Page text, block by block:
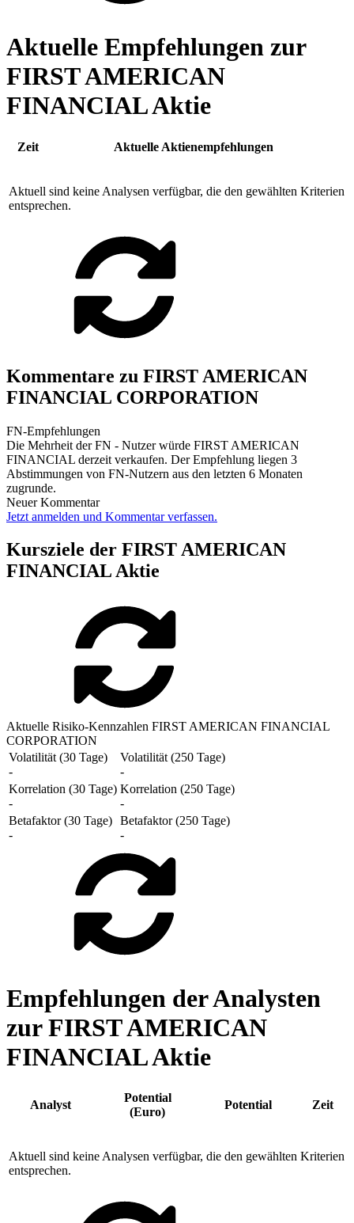
Aktuelle Empfehlungen zur
FIRST AMERICAN
FINANCIAL Aktie
Zeit Aktuelle Aktienempfehlungen
Aktuell sind keine Analysen verfügbar, die den gewählten Kriterien
entsprechen.
Kommentare zu FIRST AMERICAN
FINANCIAL CORPORATION
FN-Empfehlungen
Die Mehrheit der FN - Nutzer würde FIRST AMERICAN
FINANCIAL derzeit verkaufen. Der Empfehlung liegen 3
Abstimmungen von FN-Nutzern aus den letzten 6 Monaten
zugrunde.
Neuer Kommentar
Jetzt anmelden und Kommentar verfassen.
Kursziele der FIRST AMERICAN
FINANCIAL Aktie
Aktuelle Risiko-Kennzahlen FIRST AMERICAN FINANCIAL
CORPORATION
Volatilität (30 Tage)
-
Volatilität (250 Tage)
-
Korrelation (30 Tage)
-
Korrelation (250 Tage)
-
Betafaktor (30 Tage)
-
Betafaktor (250 Tage)
-
Empfehlungen der Analysten
zur FIRST AMERICAN
FINANCIAL Aktie
Analyst
Potential
(Euro)
Potential Zeit
Aktuell sind keine Analysen verfügbar, die den gewählten Kriterien
entsprechen.